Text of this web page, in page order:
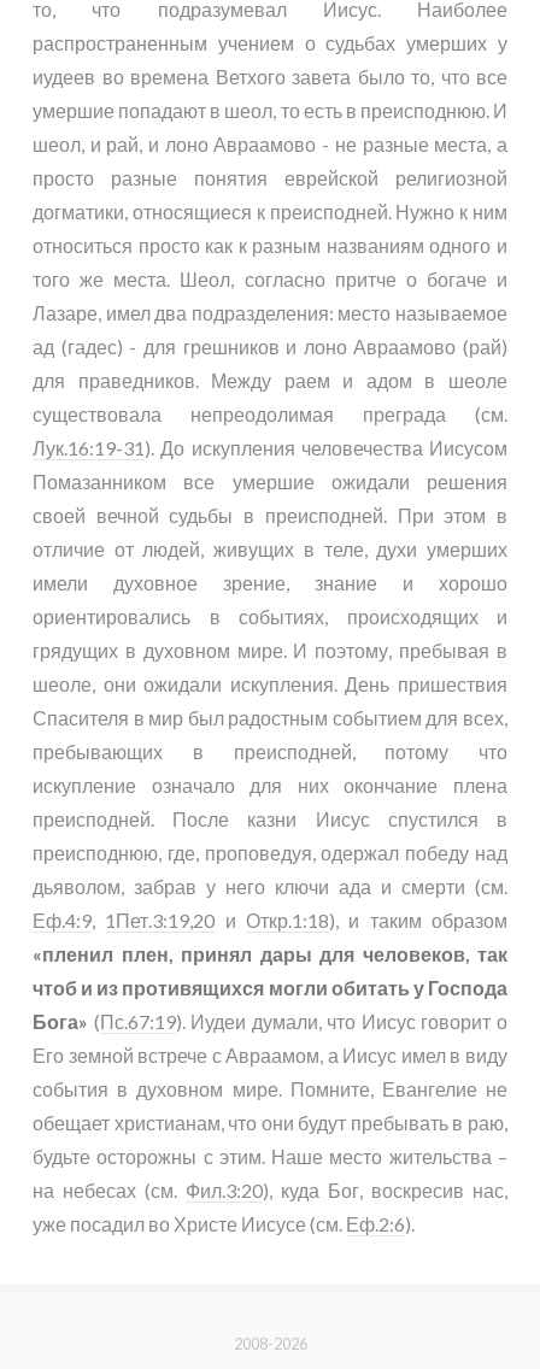
то, что подразумевал Иисус. Наиболее
распространенным учением о судьбах умерших у
иудеев во времена Ветхого завета было то, что все
умершие попадают в шеол, то есть в преисподнюю. И
шеол, и рай, и лоно Авраамово - не разные места, а
просто разные понятия еврейской религиозной
догматики, относящиеся к преисподней. Нужно к ним
относиться просто как к разным названиям одного и
того же места. Шеол, согласно притче о богаче и
Лазаре, имел два подразделения: место называемое
ад (гадес) - для грешников и лоно Авраамово (рай)
для праведников. Между раем и адом в шеоле
существовала непреодолимая преграда (см.
Лук.16:19-31 ). До искупления человечества Иисусом
Помазанником все умершие ожидали решения
своей вечной судьбы в преисподней. При этом в
отличие от людей, живущих в теле, духи умерших
имели духовное зрение, знание и хорошо
ориентировались в событиях, происходящих и
грядущих в духовном мире. И поэтому, пребывая в
шеоле, они ожидали искупления. День пришествия
Спасителя в мир был радостным событием для всех,
пребывающих в преисподней, потому что
искупление означало для них окончание плена
преисподней. После казни Иисус спустился в
преисподнюю, где, проповедуя, одержал победу над
дьяволом, забрав у него ключи ада и смерти (см.
Еф.4:9, 1Пет.3:19,20 иОткр.1:18), и таким образом
«пленил плен, принял дары для человеков, так
чтоб и из противящихся могли обитать у Господа
Бога» (Пс.67:19). Иудеи думали, что Иисус говорит о
Его земной встрече с Авраамом, а Иисус имел в виду
события в духовном мире. Помните, Евангелие не
обещает христианам, что они будут пребывать в раю,
будьте осторожны с этим. Наше место жительства –
на небесах (см. Фил.3:20), куда Бог, воскресив нас,
уже посадил во Христе Иисусе (см. Еф.2:6).
2008-2026